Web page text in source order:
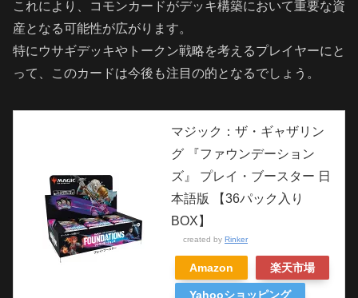
これにより、コモンカードがデッキ構築において重要な資
産となる可能性が広がります。
特にウサギデッキやトークン戦略を考えるプレイヤーにと
って、このカードは今後も注目の的となるでしょう。
マジック：ザ・ギャザリン
グ 『ファウンデーション
ズ』 プレイ・ブースター 日
本語版 【36パック入り
BOX】
created by Rinker
Amazon 楽天市場
Yahooショッピング